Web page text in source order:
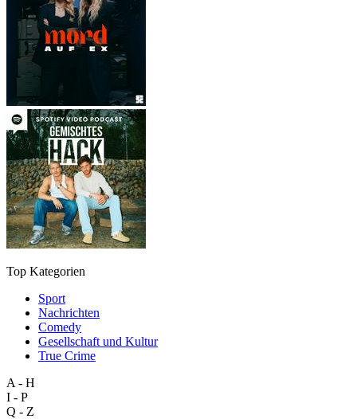
Top Kategorien
Sport
Nachrichten
Comedy
Gesellschaft und Kultur
True Crime
A - H
I - P
Q - Z